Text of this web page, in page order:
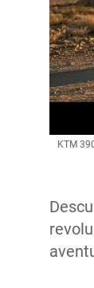
KTM